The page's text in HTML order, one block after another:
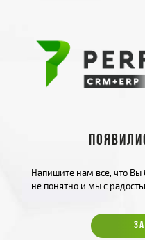
Напишите нам все, что Вы
не понятно и мы с